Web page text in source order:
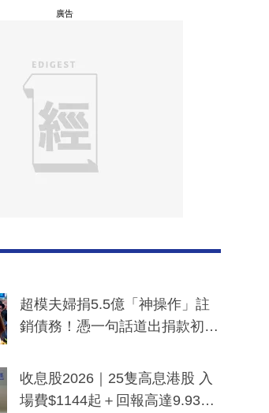
廣告
超模夫婦捐5.5億「神操作」註
銷債務！憑一句話道出捐款初
一度被誤當詐騙手段
收息股2026｜25隻高息港股 入
場費$1144起＋回報高達9.93